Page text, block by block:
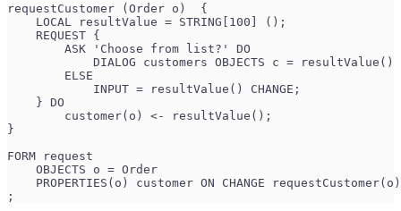
requestCustomer (Order o)  {
    LOCAL resultValue = STRING[100] ();
    REQUEST {
        ASK 'Choose from list?' DO
DIALOG customers OBJECTS c = resultValue()
        ELSE
            INPUT = resultValue() CHANGE;
    } DO
        customer(o) <- resultValue();
}
FORM request
    OBJECTS o = Order
PROPERTIES(o) customer ON CHANGE
;